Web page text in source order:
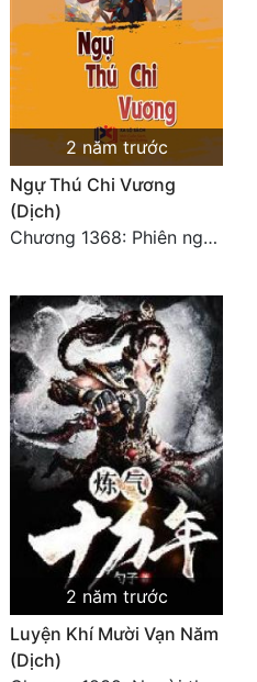
2 năm trước
Ngự Thú Chi Vương
(Dịch)
Chương 1368: Phiên ngoại 3: Lâm Tu Trúc (1)
2 năm trước
Luyện Khí Mười Vạn Năm
(Dịch)